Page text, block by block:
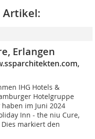
Artikel:
Erlangen
IHG Hotels &
Hotelgruppe
im Juni 2024
Inn - the niu Cure,
markiert den